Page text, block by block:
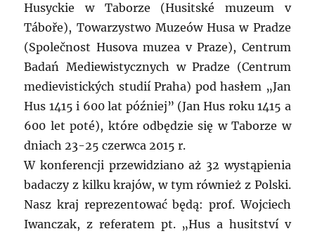
Husyckie w Taborze (Husitské muzeum v
Táboře), Towarzystwo Muzeów Husa w Pradze
(Společnost Husova muzea v Praze), Centrum
Badań Mediewistycznych w Pradze (Centrum
medievistických studií Praha) pod hasłem „Jan
Hus 1415 i 600 lat później” (Jan Hus roku 1415 a
600 let poté), które odbędzie się w Taborze w
dniach 23-25 czerwca 2015 r.
W konferencji przewidziano aż 32 wystąpienia
badaczy z kilku krajów, w tym również z Polski.
Nasz kraj reprezentować będą: prof. Wojciech
Iwanczak, z referatem pt. „Hus a husitství v